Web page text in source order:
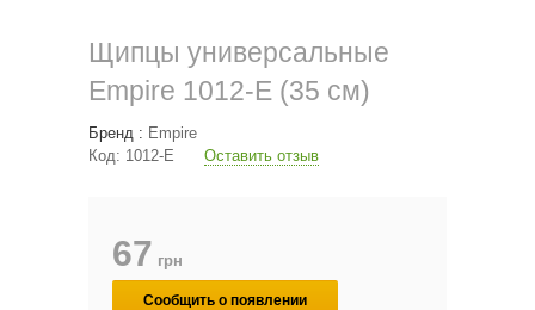
Щипцы универсальные
Empire 1012-E (35 см)
Бренд : Empire
Код: 1012-E Оставить отзыв
67 грн
Сообщить о появлении